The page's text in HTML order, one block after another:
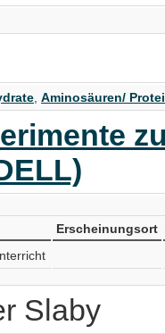
Aminosäuren/
Erscheinungsort
Slaby